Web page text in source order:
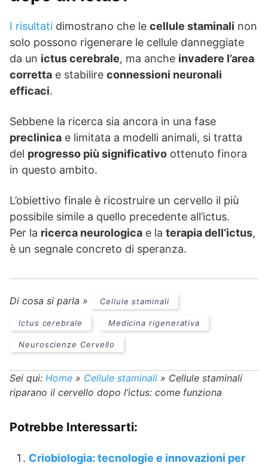
I risultati dimostrano che le cellule staminali non
solo possono rigenerare le cellule danneggiate
da un ictus cerebrale, ma anche invadere l’area
corretta e stabilire connessioni neuronali
efficaci.
Sebbene la ricerca sia ancora in una fase
preclinica e limitata a modelli animali, si tratta
del progresso più significativo ottenuto finora
in questo ambito.
L’obiettivo finale è ricostruire un cervello il più
possibile simile a quello precedente all’ictus.
Per la ricerca neurologica e la terapia dell’ictus,
è un segnale concreto di speranza.
Di cosa si parla » Cellule staminali
Ictus cerebrale Medicina rigenerativa
Neuroscienze Cervello
Sei qui: Home » Cellule staminali » Cellule staminali
riparano il cervello dopo l’ictus: come funziona
Potrebbe Interessarti:
Criobiologia: tecnologie e innovazioni per